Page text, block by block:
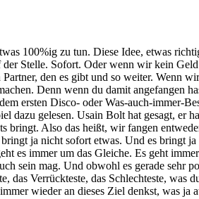
100%ig zu tun. Diese Idee, etwas
Stelle. Sofort. Oder wenn wir kein
den es gibt und so weiter. Wenn
Denn wenn du damit angefangen
ersten Disco- oder Was-auch-immer-
dazu gelesen. Usain Bolt hat gesagt, er
bringt. Also das heißt, wir fangen
ja nicht sofort etwas. Und es bringt
es immer um das Gleiche. Es geht
sein mag. Und obwohl es gerade sehr
Verrückteste, das Schlechteste, was
wieder an dieses Ziel denkst, was ja